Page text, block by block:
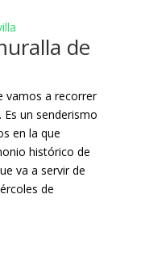
de
vamos a recorrer
Es un senderismo
en la que
histórico de
va a servir de
de